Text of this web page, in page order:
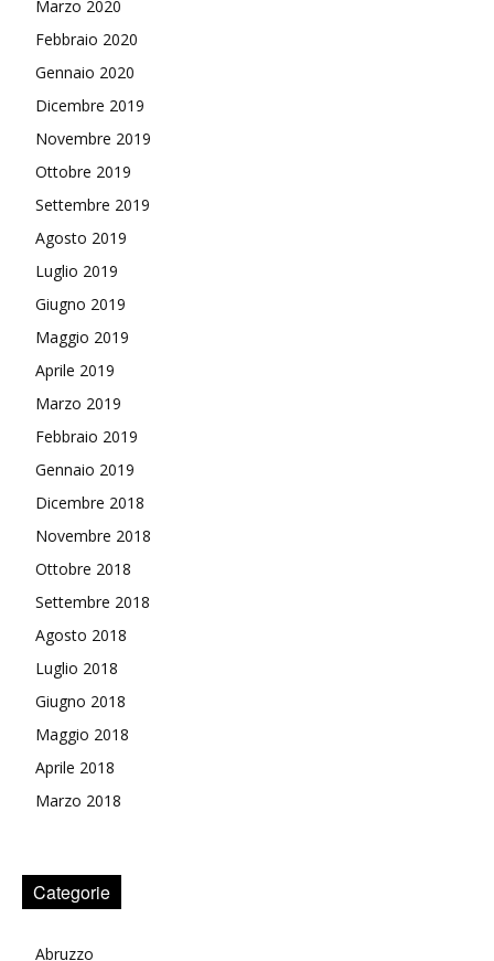
Marzo 2020
Febbraio 2020
Gennaio 2020
Dicembre 2019
Novembre 2019
Ottobre 2019
Settembre 2019
Agosto 2019
Luglio 2019
Giugno 2019
Maggio 2019
Aprile 2019
Marzo 2019
Febbraio 2019
Gennaio 2019
Dicembre 2018
Novembre 2018
Ottobre 2018
Settembre 2018
Agosto 2018
Luglio 2018
Giugno 2018
Maggio 2018
Aprile 2018
Marzo 2018
Categorie
Abruzzo